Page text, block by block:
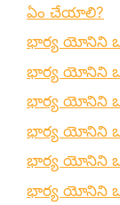
ఏం చేయాలి?
భార్య యోనిని
భార్య యోనిని
భార్య యోనిని
భార్య యోనిని
భార్య యోనిని
భార్య యోనిని